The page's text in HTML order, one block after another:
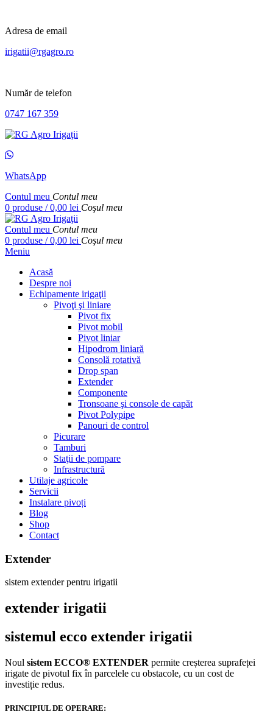
Adresa de email
irigatii@rgagro.ro
Număr de telefon
0747 167 359
WhatsApp
Contul meu Contul meu
0 produse / 0,00 lei Coşul meu
Contul meu Contul meu
0 produse / 0,00 lei Coşul meu
Meniu
Acasă
Despre noi
Echipamente irigaţii
Pivoţi şi liniare
Pivot fix
Pivot mobil
Pivot liniar
Hipodrom liniară
Consolă rotativă
Drop span
Extender
Componente
Tronsoane şi console de capăt
Pivot Polypipe
Panouri de control
Picurare
Tamburi
Staţii de pompare
Infrastructură
Utilaje agricole
Servicii
Instalare pivoți
Blog
Shop
Contact
Extender
sistem extender pentru irigatii
extender irigatii
sistemul ecco extender irigatii
Noul sistem ECCO® EXTENDER permite creșterea suprafeței
irigate de pivotul fix în parcelele cu obstacole, cu un cost de
investiție redus.
PRINCIPIUL DE OPERARE: